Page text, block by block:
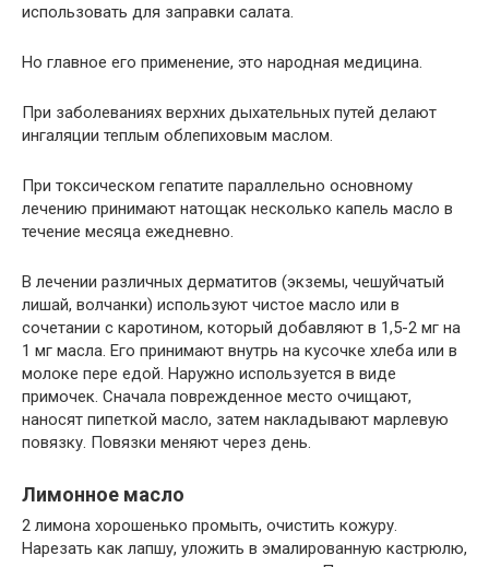
использовать для заправки салата.
Но главное его применение, это народная медицина.
При заболеваниях верхних дыхательных путей делают
ингаляции теплым облепиховым маслом.
При токсическом гепатите параллельно основному
лечению принимают натощак несколько капель масло в
течение месяца ежедневно.
В лечении различных дерматитов (экземы, чешуйчатый
лишай, волчанки) используют чистое масло или в
сочетании с каротином, который добавляют в 1,5-2 мг на
1 мг масла. Его принимают внутрь на кусочке хлеба или в
молоке пере едой. Наружно используется в виде
примочек. Сначала поврежденное место очищают,
наносят пипеткой масло, затем накладывают марлевую
повязку. Повязки меняют через день.
Лимонное масло
2 лимона хорошенько промыть, очистить кожуру.
Нарезать как лапшу, уложить в эмалированную кастрюлю,